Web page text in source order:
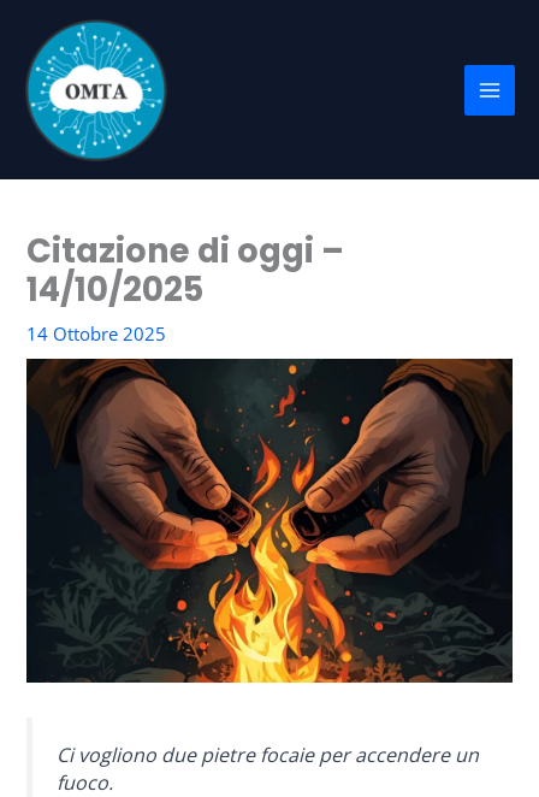
contenuto
Citazione di oggi –
14/10/2025
14 Ottobre 2025
Ci vogliono due pietre focaie per accendere un
fuoco.